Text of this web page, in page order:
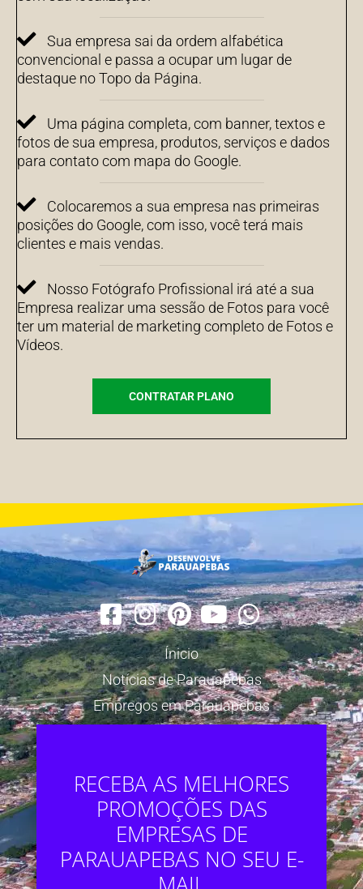
Sua empresa sai da ordem alfabética
convencional e passa a ocupar um lugar de
destaque no Topo da Página.
Uma página completa, com banner, textos e
fotos de sua empresa, produtos, serviços e dados
para contato com mapa do Google.
Colocaremos a sua empresa nas primeiras
posições do Google, com isso, você terá mais
clientes e mais vendas.
Nosso Fotógrafo Profissional irá até a sua
Empresa realizar uma sessão de Fotos para você
ter um material de marketing completo de Fotos e
Vídeos.
CONTRATAR PLANO
Ínicio
Notícias de Parauapebas
Empregos em Parauapebas
RECEBA AS MELHORES
PROMOÇÕES DAS
EMPRESAS DE
PARAUAPEBAS NO SEU E-